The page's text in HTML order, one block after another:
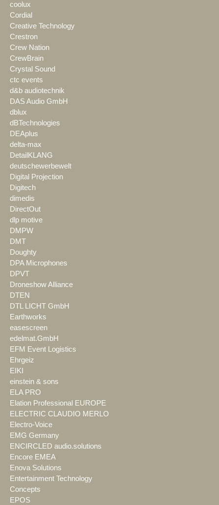
coolux
Cordial
Creative Technology
Crestron
Crew Nation
CrewBrain
Crystal Sound
ctc events
d&b audiotechnik
DAS Audio GmbH
dblux
dBTechnologies
DEAplus
delta-max
DetailKLANG
deutschewerbewelt
Digital Projection
Digitech
dimedis
DirectOut
dlp motive
DMPW
DMT
Doughty
DPA Microphones
DPVT
Droneshow Alliance
DTEN
DTL LICHT GmbH
Earthworks
easescreen
edelmat.GmbH
EFM Event Logistics
Ehrgeiz
EIKI
einstein & sons
ELA PRO
Elation Professional EUROPE
ELECTRIC CLAUDIO MERLO
Electro-Voice
EMG Germany
ENCIRCLED audio.solutions
Encore EMEA
Enova Solutions
Entertainment Technology
Concepts
EPOS